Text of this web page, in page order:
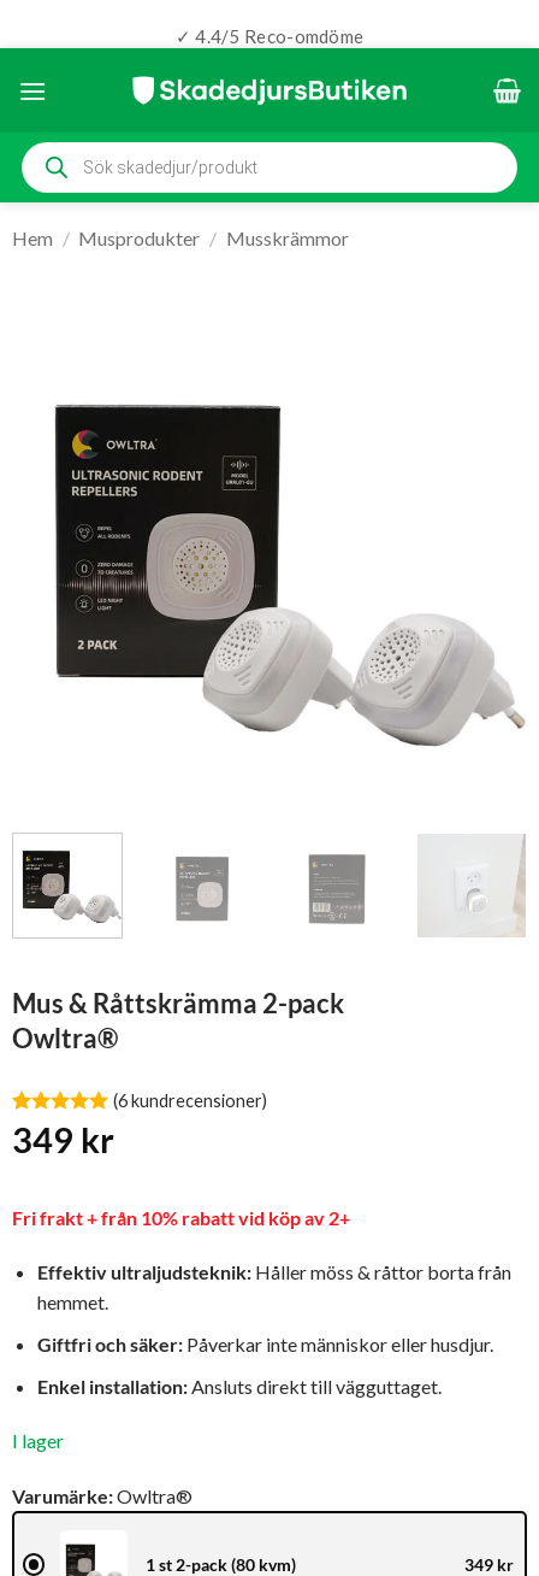
✓ 4.4/5 Reco-omdöme
Produktsökning
Hem / Musprodukter / Musskrämmor
Mus & Råttskrämma 2-pack
Owltra®
Betygsatt
av 5
6
(6kundrecensioner)
349 kr
Fri frakt + från 10% rabatt vid köp av 2+
Effektiv ultraljudsteknik:Håller möss & råttor borta från
hemmet.
Giftfri och säker:Påverkar inte människor eller husdjur.
Enkel installation:Ansluts direkt till vägguttaget.
I lager
Varumärke:Owltra®
1 st 2-pack (80 kvm) 349 kr